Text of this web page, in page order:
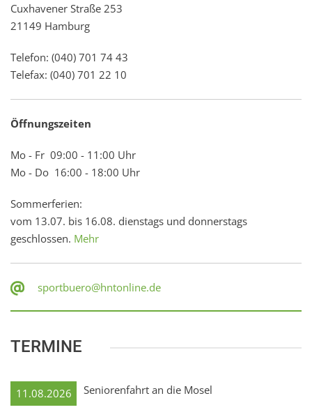
Cuxhavener Straße 253
21149 Hamburg
Telefon: (040) 701 74 43
Telefax: (040) 701 22 10
Öffnungszeiten
Mo - Fr 09:00 - 11:00 Uhr
Mo - Do 16:00 - 18:00 Uhr
Sommerferien:
vom 13.07. bis 16.08. dienstags und donnerstags
geschlossen. Mehr
sportbuero@hntonline.de
TERMINE
11.08.2026 Seniorenfahrt an die Mosel